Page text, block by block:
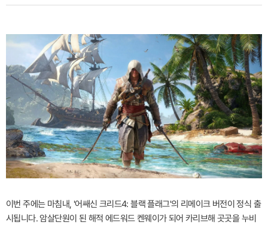
이번 주에는 마침내, '어쌔신 크리드4: 블랙 플래그'의 리메이크 버전이 정식 출
시됩니다. 암살단원이 된 해적 에드워드 켄웨이가 되어 카리브해 곳곳을 누비